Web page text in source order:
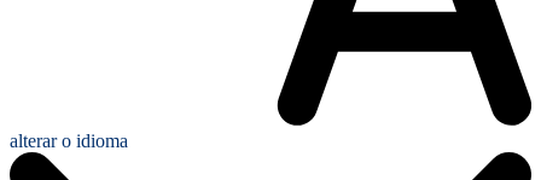
alterar o idioma